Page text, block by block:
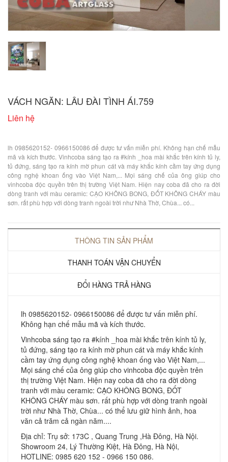
VÁCH NGĂN: LÂU ĐÀI TÌNH ÁI.759
Liên hệ
lh 0985620152- 0966150086 để được tư vấn miễn phí. Không hạn chế mẫu
mã và kích thước. Vinhcoba sáng tạo ra #kính _hoa mài khắc trên kính tủ ly,
tủ đứng, sáng tạo ra kính mờ phun cát và máy khắc kính cầm tay ứng dụng
công nghệ khoan ống vào Việt Nam,... Mọi sáng chế của ông giúp cho
vinhcoba độc quyền trên thị trường Việt Nam. Hiện nay coba đã cho ra đời
dòng tranh với màu ceramic: CẠO KHÔNG BONG, ĐỐT KHÔNG CHÁY màu
sơn. rất phù hợp với dòng tranh ngoài trời như Nhà Thờ, Chùa... có...
THÔNG TIN SẢN PHẨM
THANH TOÁN VẬN CHUYỂN
ĐỔI HÀNG TRẢ HÀNG
lh 0985620152- 0966150086 để được tư vấn miễn phí.
Không hạn chế mẫu mã và kích thước.
Vinhcoba sáng tạo ra #kính _hoa mài khắc trên kính tủ ly,
tủ đứng, sáng tạo ra kính mờ phun cát và máy khắc kính
cầm tay ứng dụng công nghệ khoan ống vào Việt Nam,...
Mọi sáng chế của ông giúp cho vinhcoba độc quyền trên
thị trường Việt Nam. Hiện nay coba đã cho ra đời dòng
tranh với màu ceramic: CẠO KHÔNG BONG, ĐỐT
KHÔNG CHÁY màu sơn. rất phù hợp với dòng tranh ngoài
trời như Nhà Thờ, Chùa... có thể lưu giữ hình ảnh, hoa
văn cả trăm cả ngàn năm....
Địa chỉ: Trụ sở: 173C , Quang Trung ,Hà Đông, Hà Nội.
Showroom 24, Lý Thường Kiệt, Hà Đông, Hà Nội,
HOTLINE: 0985 620 152 - 0966 150 086.